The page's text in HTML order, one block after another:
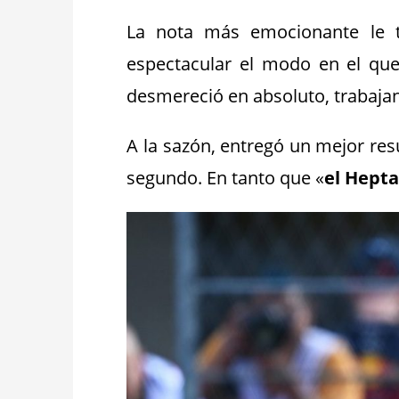
La nota más emocionante
espectacular el modo en el
desmereció en absoluto,
A la sazón, entregó un mejor
segundo. En tanto que «el Hepta